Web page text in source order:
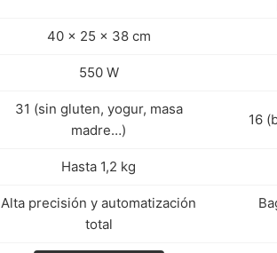
40 x 25 x 38 cm
550 W
31 (sin gluten, yogur, masa
madre…)
16
Hasta 1,2 kg
Alta precisión y automatización
total